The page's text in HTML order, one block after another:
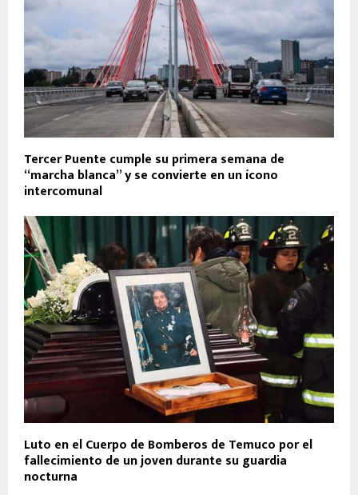
Tercer Puente cumple su primera semana de
“marcha blanca” y se convierte en un ícono
intercomunal
Luto en el Cuerpo de Bomberos de Temuco por el
fallecimiento de un joven durante su guardia
nocturna